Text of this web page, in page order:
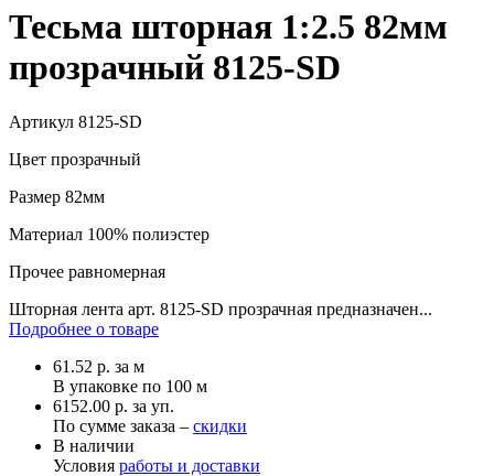
Тесьма шторная 1:2.5 82мм
прозрачный 8125-SD
Артикул 8125-SD
Цвет прозрачный
Размер 82мм
Материал 100% полиэстер
Прочее равномерная
Шторная лента арт. 8125-SD прозрачная предназначен...
Подробнее о товаре
61.52 р. за м
В упаковке по 100 м
6152.00 р. за уп.
По сумме заказа – скидки
В наличии
Условия работы и доставки